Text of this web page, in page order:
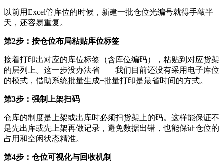
以前用Excel管库位的时候，新建一批仓位光编号就得手敲半
天，还容易重复。
第2步：按仓位布局粘贴库位标签
接着打印出对应的库位标签（含库位编码），粘贴到对应货架
的层列上。这一步没办法省——我们目前还没有采用电子库位
的模式，借助系统批量生成+批量打印是最省时间的方式。
第3步：强制上架扫码
仓库的制度是上架或出库时必须扫货架上的码。这样能保证不
是先出库或先上架再做记录，避免数据出错，也能保证仓位的
占用和空闲状态精准。
第4步：仓位可视化与回收机制